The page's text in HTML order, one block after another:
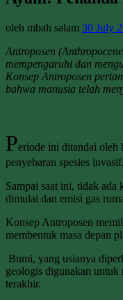
oleh mbah salam 30 July
Antroposen
mempengaruhi dan
Konsep Antroposen
bahwa manusia telah
Periode ini ditandai oleh
penyebaran spesies
Sampai saat ini, tidak
dimulai dan emisi gas
Konsep Antroposen
membentuk masa depan
Bumi, yang usianya
geologis digunakan untuk
terakhir.